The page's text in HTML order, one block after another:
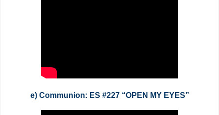
e) Communion: ES #227 “OPEN MY EYES”